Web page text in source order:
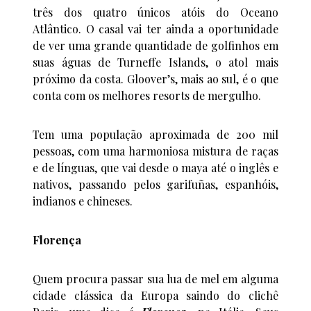
três dos quatro únicos atóis do Oceano
Atlântico. O casal vai ter ainda a oportunidade
de ver uma grande quantidade de golfinhos em
suas águas de Turneffe Islands, o atol mais
próximo da costa. Gloover’s, mais ao sul, é o que
conta com os melhores resorts de mergulho.
Tem uma população aproximada de 200 mil
pessoas, com uma harmoniosa mistura de raças
e de línguas, que vai desde o maya até o inglês e
nativos, passando pelos garifuñas, espanhóis,
indianos e chineses.
Florença
Quem procura passar sua lua de mel em alguma
cidade clássica da Europa saindo do clichê